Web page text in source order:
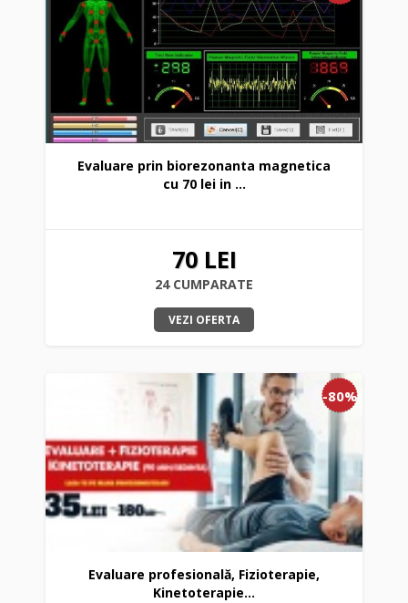
Evaluare prin biorezonanta magnetica
cu 70 lei in ...
70 LEI
24 CUMPARATE
VEZI OFERTA
-80%
Evaluare profesională, Fizioterapie,
Kinetoterapie...